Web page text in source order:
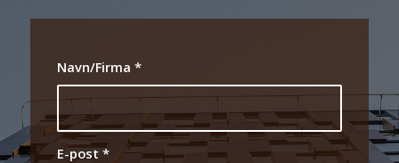
Navn/Firma *
E-post*